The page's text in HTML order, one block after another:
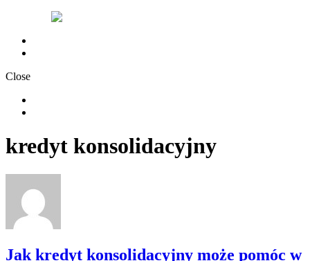
Close
kredyt konsolidacyjny
Jak kredyt konsolidacyjny może pomóc w